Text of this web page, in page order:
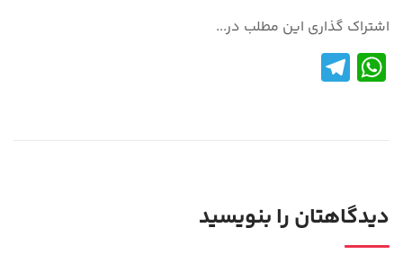
اشتراک گذاری این مطلب در...
W
h
p
p
دیدگاهتان را بنویسید